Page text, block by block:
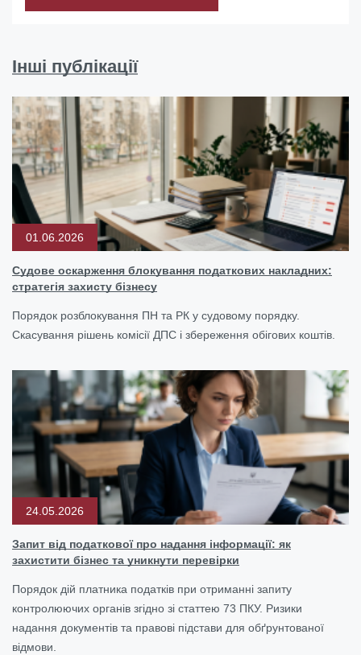
Інші публікації
01.06.2026
Судове оскарження блокування податкових накладних:
стратегія захисту бізнесу
Порядок розблокування ПН та РК у судовому порядку.
Скасування рішень комісії ДПС і збереження обігових коштів.
24.05.2026
Запит від податкової про надання інформації: як
захистити бізнес та уникнути перевірки
Порядок дій платника податків при отриманні запиту
контролюючих органів згідно зі статтею 73 ПКУ. Ризики
надання документів та правові підстави для обґрунтованої
відмови.